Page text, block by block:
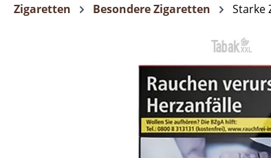
Zigaretten Besondere Zigaretten Starke